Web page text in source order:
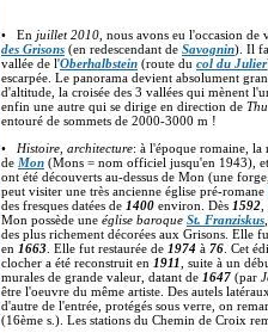
• En juillet 2010 , nous avons eu l'occasion
des Grisons (en redescendant de Savognin). Il
vallée de l'Oberhalbstein (route du col du Julier
escarpée. Le panorama devient absolument
d'altitude, la croisée des 3 vallées qui mènent
enfin une autre qui se dirige en direction de
entouré de sommets de 2000-3000 m !
• Histoire, architecture: à l'époque romaine, la
de Mon (Mons = nom officiel jusqu'en 1943),
ont été découverts au-dessus de Mon (une
peut visiter une très ancienne église pré-romane
des fresques datées de 1400 environ. Dès 1592
Mon possède une église baroque St. Franziskus
des plus richement décorées aux Grisons. Elle
en 1663 . Elle fut restaurée de 1974 à 76 . Cet
clocher a été reconstruit en 1911 , suite à un
murales de grande valeur, datant de 1647 (par
être l'oeuvre du même artiste. Des autels
d'autre de l'entrée, protégés sous verre, on
(16ème s.). Les stations du Chemin de Croix